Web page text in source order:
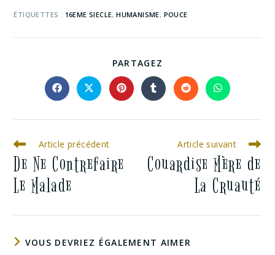
ÉTIQUETTES : 16EME SIECLE, HUMANISME, POUCE
PARTAGEZ
Article précédent
De Ne Contrefaire
Le Malade
Article suivant
Couardise Mère de
La Cruauté
VOUS DEVRIEZ ÉGALEMENT AIMER